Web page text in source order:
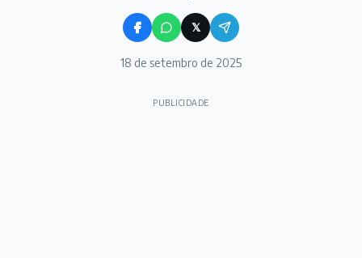
𝕏
18 de setembro de 2025
PUBLICIDADE